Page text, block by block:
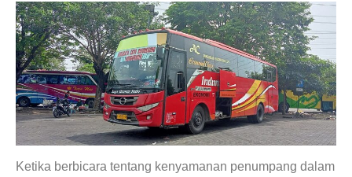
Ketika berbicara tentang kenyamanan penumpang dalam